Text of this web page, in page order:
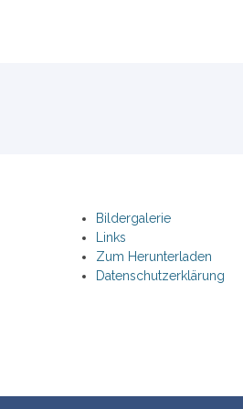
Bildergalerie
Links
Zum Herunterladen
Datenschutzerklärung